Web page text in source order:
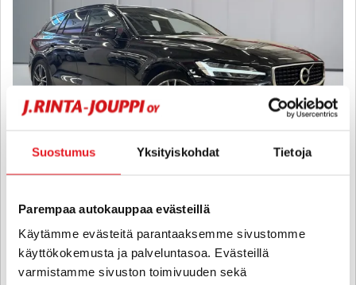
Suostumus Yksityiskohdat Tietoja
Parempaa autokauppaa evästeillä
Käytämme evästeitä parantaaksemme sivustomme
käyttökokemusta ja palveluntasoa. Evästeillä
varmistamme sivuston toimivuuden sekä
T8 AWD R-Design aut - 6 kk korotonta ja kulutonta maksuaikaa! -
Vakkari, Navi, Juuri huollettu ja jakopää vaihdettu!!
2019 , Automaatti, Plug-in-hybridi, 136 000 km